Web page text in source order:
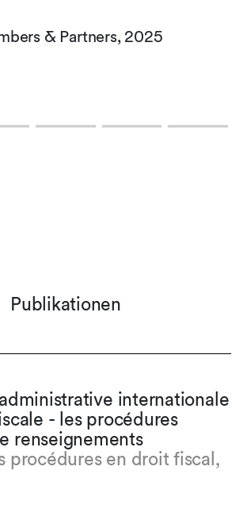
& Partners, 2025
Publikationen
internationale
- les procédures
renseignements
procédures en droit fiscal,